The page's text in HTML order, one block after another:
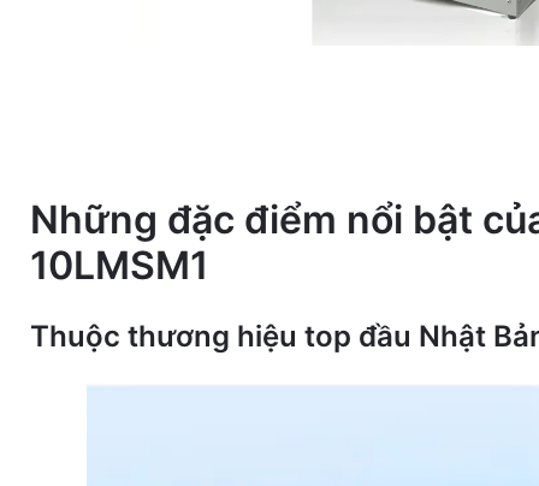
Những đặc điểm nổi bật
10LMSM1
Thuộc thương hiệu top đầu Nhật
0/5
reviews
5
1